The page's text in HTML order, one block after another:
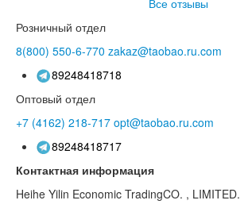
Розничный отдел
8(800) 550-6-770 zakaz@taobao.ru.com
89248418718
Оптовый отдел
+7 (4162) 218-717 opt@taobao.ru.com
89248418717
Контактная информация
Heihe Yilin Economic TradingCO. , LIMITED.